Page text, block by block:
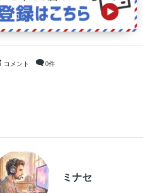
コメント 0件
ミナセ